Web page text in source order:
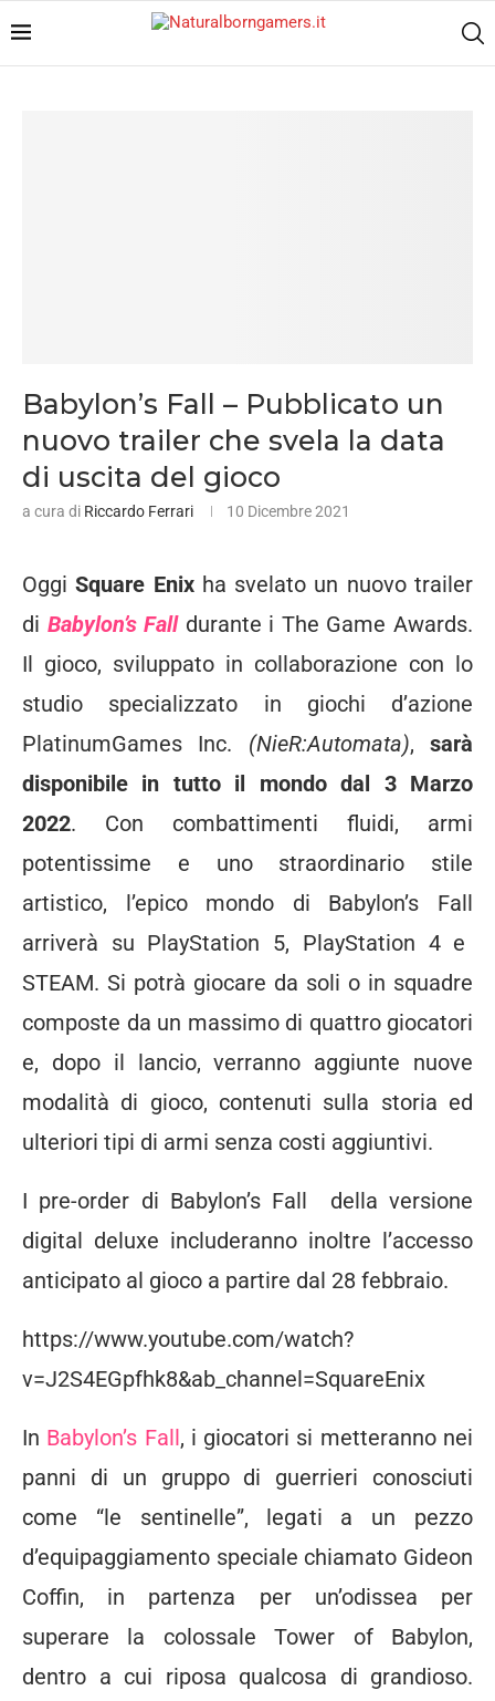
Babylon’s Fall – Pubblicato un
nuovo trailer che svela la data
di uscita del gioco
a cura di Riccardo Ferrari 10 Dicembre 2021
OggiSquare Enixha svelato un nuovo trailer
di Babylon’s Falldurante i The Game Awards.
Il gioco, sviluppato in collaborazione con lo
studio specializzato in giochi d’azione
PlatinumGames Inc. (NieR:Automata),sarà
disponibile in tutto il mondo dal 3 Marzo
2022.
Con combattimenti fluidi, armi
potentissime e uno straordinario stile
artistico, l’epico mondo di Babylon’s Fall
arriverà su PlayStation 5, PlayStation 4 e
STEAM. Si potrà giocare da soli o in squadre
composte da un massimo di quattro giocatori
e, dopo il lancio, verranno aggiunte nuove
modalità di gioco, contenuti sulla storia ed
ulteriori tipi di armi senza costi aggiuntivi.
I pre-order di Babylon’s Fall
della versione
digital deluxe includeranno inoltre l’accesso
anticipato al gioco a partire dal 28 febbraio.
https://www.youtube.com/watch?
v=J2S4EGpfhk8&ab_channel=SquareEnix
In Babylon’s Fall , i giocatori si metteranno nei
panni di un gruppo di guerrieri conosciuti
come “le sentinelle”, legati a un pezzo
d’equipaggiamento speciale chiamato Gideon
Coffin, in partenza per un’odissea per
superare la colossale Tower of Babylon,
dentro a cui riposa qualcosa di grandioso.